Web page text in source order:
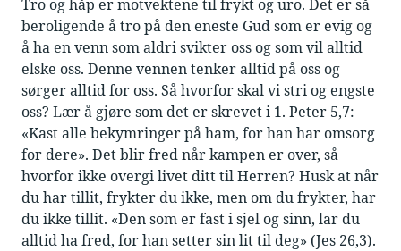
Tro og håp er motvektene til frykt og uro. Det er så
beroligende å tro på den eneste Gud som er evig og
å ha en venn som aldri svikter oss og som vil alltid
elske oss. Denne vennen tenker alltid på oss og
sørger alltid for oss. Så hvorfor skal vi stri og engste
oss? Lær å gjøre som det er skrevet i 1. Peter 5,7:
«Kast alle bekymringer på ham, for han har omsorg
for dere». Det blir fred når kampen er over, så
hvorfor ikke overgi livet ditt til Herren? Husk at når
du har tillit, frykter du ikke, men om du frykter, har
du ikke tillit. «Den som er fast i sjel og sinn, lar du
alltid ha fred, for han setter sin lit til deg» (Jes 26,3).